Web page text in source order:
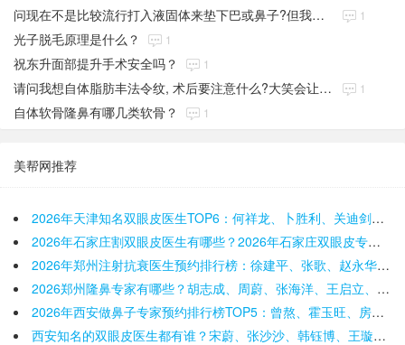
问现在不是比较流行打入液固体来垫下巴或鼻子?但我看贵诊所还是倾向植入物，真的是比较好的选择吗? 1
光子脱毛原理是什么？ 1
祝东升面部提升手术安全吗？ 1
请问我想自体脂肪丰法令纹, 术后要注意什么?大笑会让脂肪上移吗? 1
自体软骨隆鼻有哪几类软骨？ 1
美帮网推荐
2026年天津知名双眼皮医生TOP6：何祥龙、卜胜利、关迪剑、邵妍、夏红福、毕小丽:好？
2026年石家庄割双眼皮医生有哪些？2026年石家庄双眼皮专家预约排行榜前十名大全
2026年郑州注射抗衰医生预约排行榜：徐建平、张歌、赵永华、张婉霞、王妍芝、唐喜、李娟、朱怡梦哪个好
2026郑州隆鼻专家有哪些？胡志成、周蔚、张海洋、王启立、张鹏、李冰谁做鼻子更好？
2026年西安做鼻子专家预约排行榜TOP5：曾熬、霍玉旺、房志强、蒋立、刘宝军哪个更好？
西安知名的双眼皮医生都有谁？宋蔚、张沙沙、韩钰博、王璇、张文军谁做双眼皮更好？